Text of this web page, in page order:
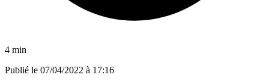
4 min
Publié le 07/04/2022 à 17:16